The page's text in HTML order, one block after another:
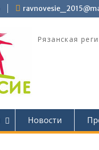
Рязанская
Новости